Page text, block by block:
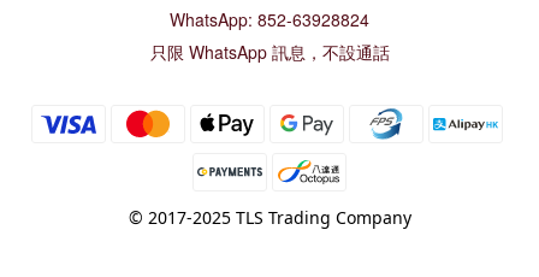
WhatsApp: 852-63928824
只限 WhatsApp 訊息，不設通話
© 2017-2025 TLS Trading Company